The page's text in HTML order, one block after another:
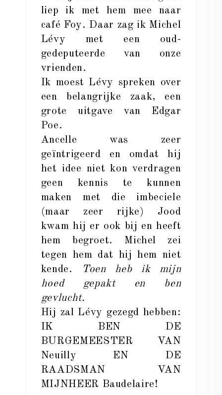
liep ik met hem mee naar
café Foy. Daar zag ik Michel
Lévy met een oud-
gedeputeerde van onze
vrienden.
Ik moest Lévy spreken over
een belangrijke zaak, een
grote uitgave van Edgar
Poe.
Ancelle was zeer
geïntrigeerd en omdat hij
het idee niet kon verdragen
geen kennis te kunnen
maken met die imbeciele
(maar zeer rijke) Jood
kwam hij er ook bij en heeft
hem begroet. Michel zei
tegen hem dat hij hem niet
kende.
Toen heb ik mijn
hoed gepakt en ben
gevlucht.
Hij zal Lévy gezegd hebben:
IK BEN DE
BURGEMEESTER VAN
Neuilly EN DE
RAADSMAN VAN
MIJNHEER Baudelaire!